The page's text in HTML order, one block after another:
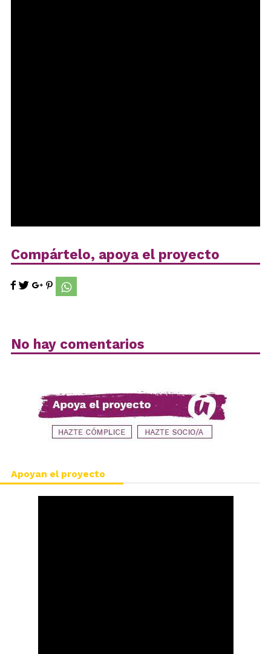
Compártelo, apoya el proyecto
No hay comentarios
Apoyan el proyecto